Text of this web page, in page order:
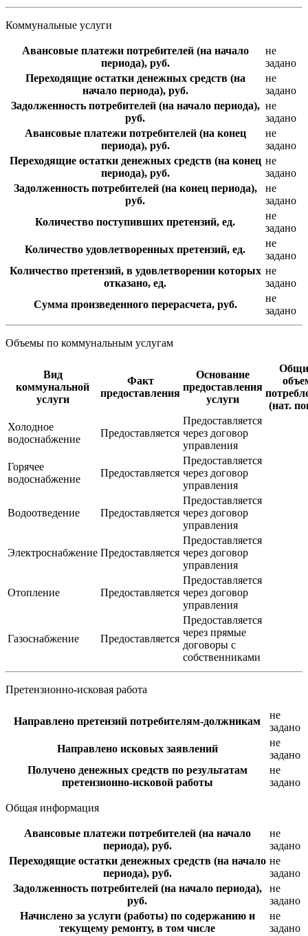
Коммунальные услуги
Авансовые платежи потребителей (на начало
периода), руб.
не
задано
Переходящие остатки денежных средств (на
начало периода), руб.
не
задано
Задолженность потребителей (на начало периода),
руб.
не
задано
Авансовые платежи потребителей (на конец
периода), руб.
не
задано
Переходящие остатки денежных средств (на конец
периода), руб.
не
задано
Задолженность потребителей (на конец периода),
руб.
не
задано
Количество поступивших претензий, ед.
не
задано
Количество удовлетворенных претензий, ед.
не
задано
Количество претензий, в удовлетворении которых
отказано, ед.
не
задано
Сумма произведенного перерасчета, руб.
не
задано
Объемы по коммунальным услугам
Вид
коммунальной
услуги
Факт
предоставления
Основание
предоставления
услуги
(нат.
Холодное
водоснабжение
Предоставляется
Предоставляется
через договор
управления
Горячее
водоснабжение
Предоставляется
Предоставляется
через договор
управления
Водоотведение Предоставляется
Предоставляется
через договор
управления
Электроснабжение Предоставляется
Предоставляется
через договор
управления
Отопление Предоставляется
Предоставляется
через договор
управления
Газоснабжение Предоставляется
Предоставляется
через прямые
договоры с
собственниками
Претензионно-исковая работа
Направлено претензий потребителям-должникам
не
задано
Направлено исковых заявлений
не
задано
Получено денежных средств по результатам
претензионно-исковой работы
не
задано
Общая информация
Авансовые платежи потребителей (на начало
периода), руб.
не
задано
Переходящие остатки денежных средств (на начало
периода), руб.
не
задано
Задолженность потребителей (на начало периода),
руб.
не
задано
Начислено за услуги (работы) по содержанию и
текущему ремонту, в том числе
не
задано